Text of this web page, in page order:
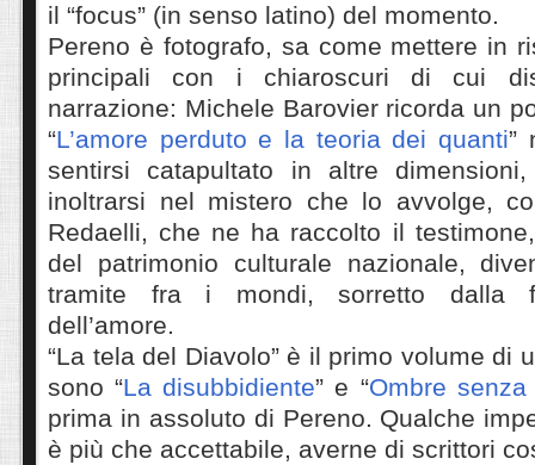
il “focus” (in senso latino) del momento.
Pereno è fotografo, sa come mettere in
principali con i chiaroscuri di cui
narrazione: Michele Barovier ricorda un
“L’amore perduto e la teoria dei quanti”
sentirsi catapultato in altre
inoltrarsi nel mistero che lo avvolge,
Redaelli, che ne ha raccolto il
del patrimonio culturale nazionale,
tramite fra i mondi, sorretto dalla
dell’amore.
“La tela del Diavolo” è il primo volume di
sono “La disubbidiente” e “Ombre senza
prima in assoluto di Pereno. Qualche
è più che accettabile, averne di scrittori